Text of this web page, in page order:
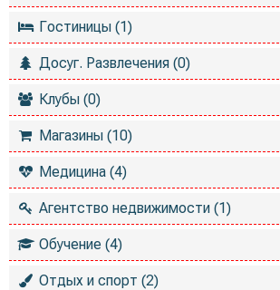
Гостиницы (1)
Досуг. Развлечения (0)
Клубы (0)
Магазины (10)
Медицина (4)
Агентство недвижимости (1)
Обучение (4)
Отдых и спорт (2)